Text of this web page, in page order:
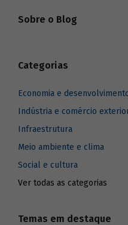
Sobre o Blog
Categorias
Economia e
Indústria e comércio
Infraestrutura
Meio ambiente e clima
Social e cultura
Ver todas as categorias
Temas em destaque